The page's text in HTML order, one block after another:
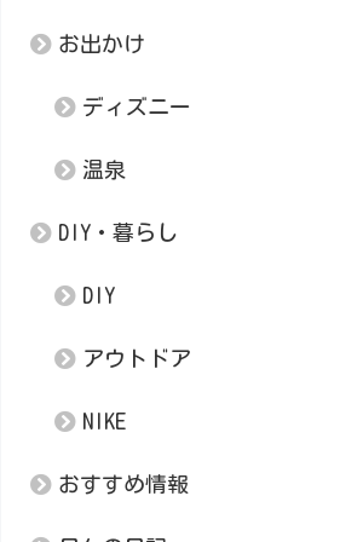
お出かけ
ディズニー
温泉
DIY・暮らし
DIY
アウトドア
NIKE
おすすめ情報